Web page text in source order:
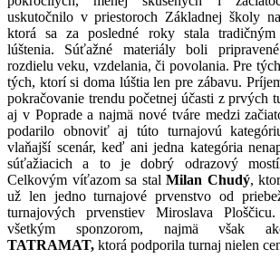
uskutočnilo v priestoroch Základnej školy
ktorá sa za posledné roky stala tradičným
lúštenia. Súťažné materiály boli
rozdielu veku, vzdelania, či povolania. Pre
tých, ktorí si doma lúštia len pre zábavu.
pokračovanie trendu početnej účasti z prvých
aj v Poprade a najmä nové tváre medzi
podarilo obnoviť aj túto turnajovú
vlaňajší scenár, keď ani jedna kategória
súťažiacich a to je dobrý odrazový
Celkovým víťazom sa stalMilan Chudý,
už len jedno turnajové prvenstvo od
turnajových prvenstiev Miroslava
všetkým sponzorom, najmä však
TATRAMAT, ktorá podporila turnaj nielen